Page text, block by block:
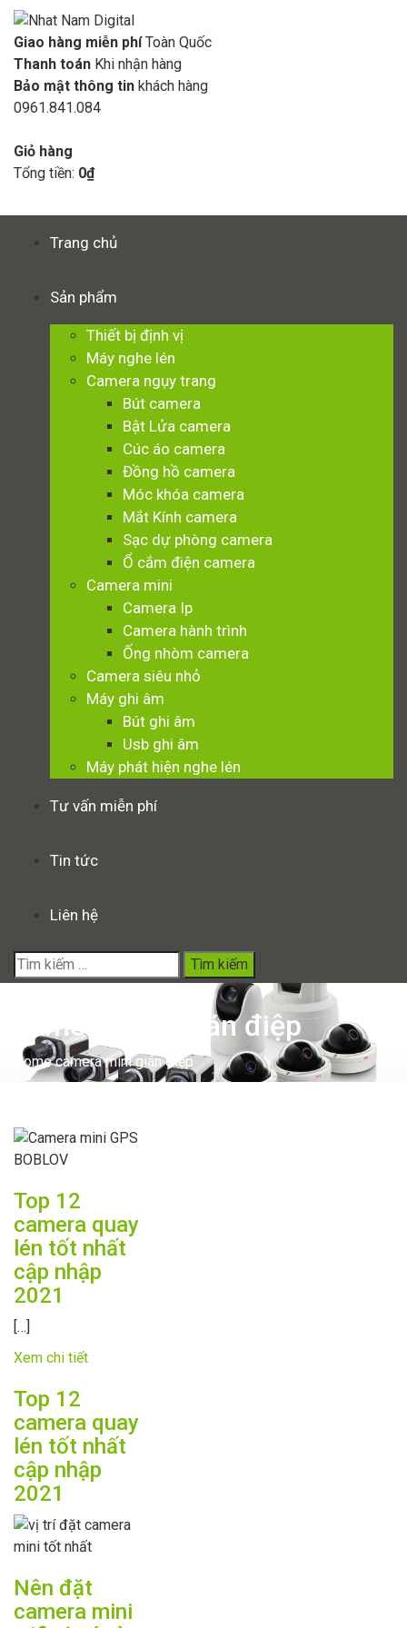
Giao hàng miễn phí Toàn Quốc
Thanh toán Khi nhận hàng
Bảo mật thông tin khách hàng
0961.841.084
Giỏ hàng
Tổng tiền: 0₫
Trang chủ
Sản phẩm
Thiết bị định vị
Máy nghe lén
Camera ngụy trang
Bút camera
Bật Lửa camera
Cúc áo camera
Đồng hồ camera
Móc khóa camera
Mắt Kính camera
Sạc dự phòng camera
Ổ cắm điện camera
Camera mini
Camera Ip
Camera hành trình
Ống nhòm camera
Camera siêu nhỏ
Máy ghi âm
Bút ghi âm
Usb ghi âm
Máy phát hiện nghe lén
Tư vấn miễn phí
Tin tức
Liên hệ
Tìm
kiếm
camera mini gián điệp
Home camera mini gián điệp
Top 12
camera quay
lén tốt nhất
cập nhập
2021
[…]
Xem chi tiết
Top 12
camera quay
lén tốt nhất
cập nhập
2021
Nên đặt
camera mini